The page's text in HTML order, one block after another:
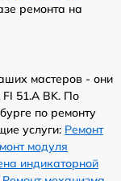
ремонта на
мастеров - они
51.A BK. По
по ремонту
услуги: Ремонт
модуля
индикаторной